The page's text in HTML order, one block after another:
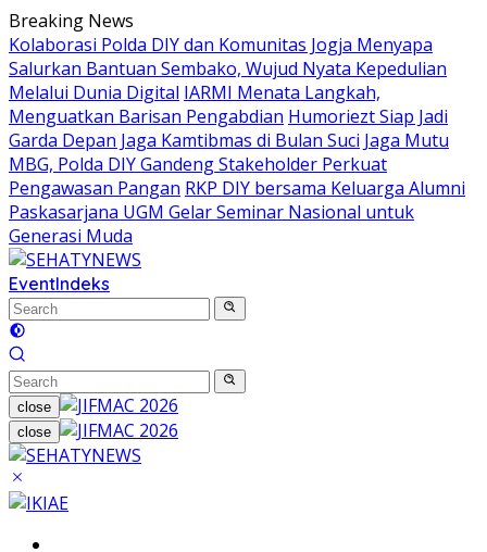
Skip
to
content
Breaking News
Kolaborasi Polda DIY dan Komunitas Jogja Menyapa
Salurkan Bantuan Sembako, Wujud Nyata Kepedulian
Melalui Dunia Digital IARMI Menata Langkah,
Menguatkan Barisan Pengabdian Humoriezt Siap Jadi
Garda Depan Jaga Kamtibmas di Bulan Suci Jaga Mutu
MBG, Polda DIY Gandeng Stakeholder Perkuat
Pengawasan Pangan RKP DIY bersama Keluarga Alumni
Paskasarjana UGM Gelar Seminar Nasional untuk
Generasi Muda
EventIndeks
close
close